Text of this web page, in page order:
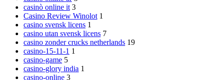
casinò online it 3
Casino Review Winolot 1
casino svensk licens 1
casino utan svensk licens 7
casino zonder crucks netherlands 19
casino-15-11-1 1
casino-game 5
casino-glory india 1
casino-online 3